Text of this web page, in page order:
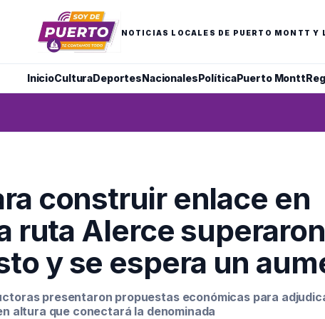
NOTICIAS LOCALES DE PUERTO MONTT Y
InicioCulturaDeportesNacionalesPolíticaPuerto Montt
construir enlace en
ruta Alerce
y se espera un
presentaron propuestas económicas para
altura que conectará la denominada